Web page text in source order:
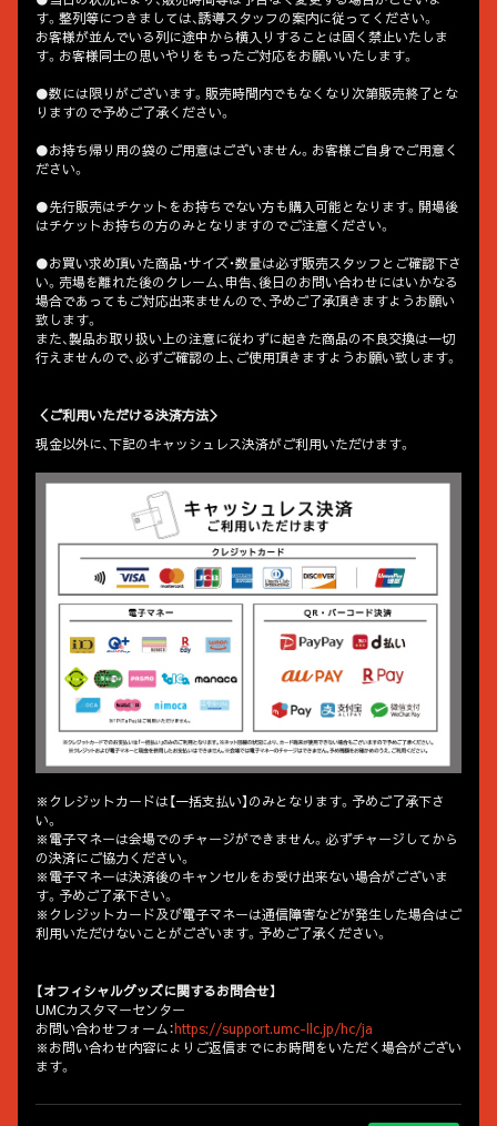
す。整列等につきましては、誘導スタッフの案内に従ってください。
お客様が並んでいる列に途中から横入りすることは固く禁止いたしま
す。お客様同士の思いやりをもったご対応をお願いいたします。
●数には限りがございます。販売時間内でもなくなり次第販売終了とな
りますので予めご了承ください。
●お持ち帰り用の袋のご用意はございません。お客様ご自身でご用意く
ださい。
●先行販売はチケットをお持ちでない方も購入可能となります。開場後
はチケットお持ちの方のみとなりますのでご注意ください。
●お買い求め頂いた商品・サイズ・数量は必ず販売スタッフとご確認下さ
い。売場を離れた後のクレーム、申告、後日のお問い合わせにはいかなる
場合であってもご対応出来ませんので、予めご了承頂きますようお願い
致します。
また、製品お取り扱い上の注意に従わずに起きた商品の不良交換は一切
行えませんので、必ずご確認の上、ご使用頂きますようお願い致します。
＜ご利用いただける決済方法＞
現金以外に、下記のキャッシュレス決済がご利用いただけます。
※クレジットカードは【一括支払い】のみとなります。予めご了承下さ
い。
※電子マネーは会場でのチャージができません。必ずチャージしてから
の決済にご協力ください。
※電子マネーは決済後のキャンセルをお受け出来ない場合がございま
す。予めご了承下さい。
※クレジットカード及び電子マネーは通信障害などが発生した場合はご
利用いただけないことがございます。予めご了承ください。
【オフィシャルグッズに関するお問合せ】
UMCカスタマーセンター
お問い合わせフォーム：https://support.umc-llc.jp/hc/ja
※お問い合わせ内容によりご返信までにお時間をいただく場合がござい
ます。